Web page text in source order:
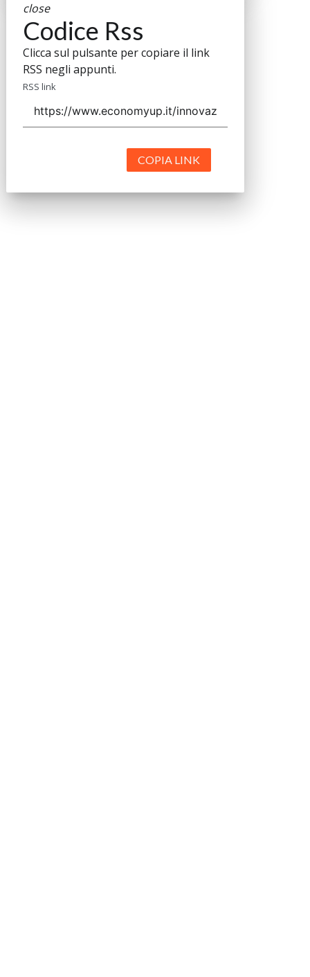
close
Codice Rss
Clicca sul pulsante per copiare il link
RSS negli appunti.
RSS link
COPIA LINK